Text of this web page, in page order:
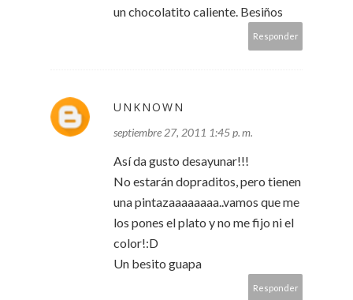
un chocolatito caliente. Besiños
Responder
UNKNOWN
septiembre 27, 2011 1:45 p. m.
Así da gusto desayunar!!!
No estarán dopraditos, pero tienen
una pintazaaaaaaaa..vamos que me
los pones el plato y no me fijo ni el
color!:D
Un besito guapa
Responder